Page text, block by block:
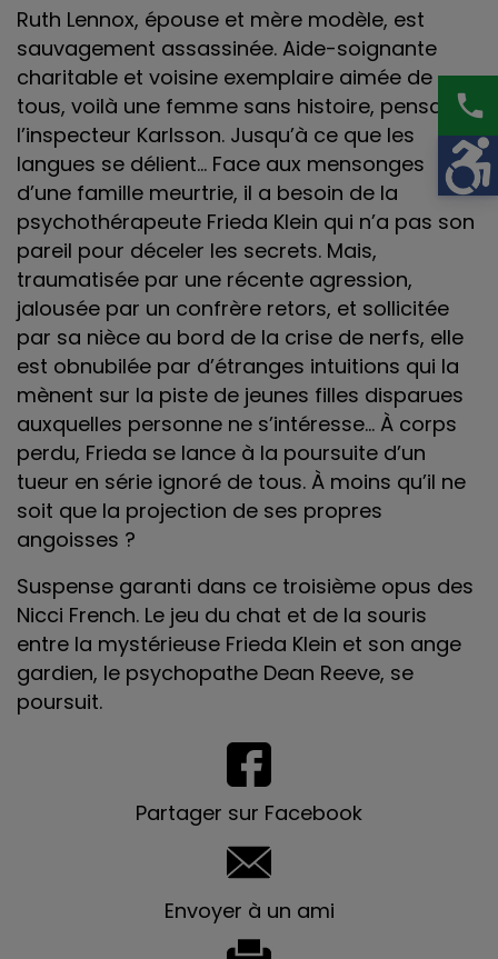
Ruth Lennox, épouse et mère modèle, est
sauvagement assassinée. Aide-soignante
charitable et voisine exemplaire aimée de
tous, voilà une femme sans histoire, pensait
l’inspecteur Karlsson. Jusqu’à ce que les
langues se délient… Face aux mensonges
d’une famille meurtrie, il a besoin de la
psychothérapeute Frieda Klein qui n’a pas son
pareil pour déceler les secrets. Mais,
traumatisée par une récente agression,
jalousée par un confrère retors, et sollicitée
par sa nièce au bord de la crise de nerfs, elle
est obnubilée par d’étranges intuitions qui la
mènent sur la piste de jeunes filles disparues
auxquelles personne ne s’intéresse… À corps
perdu, Frieda se lance à la poursuite d’un
tueur en série ignoré de tous. À moins qu’il ne
soit que la projection de ses propres
angoisses ?
Suspense garanti dans ce troisième opus des
Nicci French. Le jeu du chat et de la souris
entre la mystérieuse Frieda Klein et son ange
gardien, le psychopathe Dean Reeve, se
poursuit.
Partager sur Facebook
Envoyer à un ami
phone